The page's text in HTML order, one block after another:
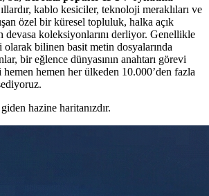
kablo kesiciler, teknoloji meraklıları ve
özel bir küresel topluluk, halka açık
devasa koleksiyonlarını derliyor. Genellikle
bilinen basit metin dosyalarında
bir eğlence dünyasının anahtarı görevi
hemen her ülkeden 10.000’den fazla
hazine haritanızdır.